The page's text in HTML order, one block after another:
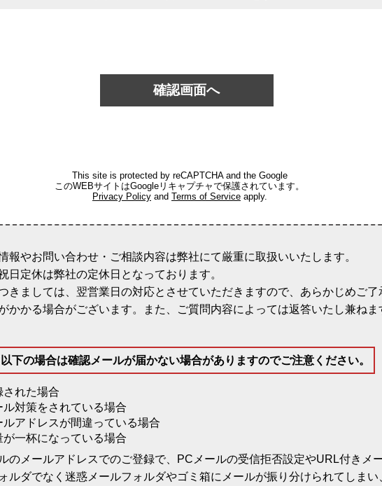
確認画面へ
This site is protected by reCAPTCHA and the Google
このWEBサイトはGoogleリキャプチャで保護されています。
Privacy Policyand Terms of Serviceapply.
報やお問い合わせ・ご相談内容は弊社にて厳重に取扱いいたします。
日定休は弊社の定休日となっております。
きましては、翌営業日の対応とさせていただきますので、あらかじめご了
かかる場合がございます。また、ご質問内容によっては返答いたし兼ね
下の場合は確認メールが届かない場合がありますのでご注意ください。
された場合
対策をされている場合
アドレスが間違っている場合
が一杯になっている場合
のメールアドレスでのご登録で、PCメールの受信拒否設定やURL付きメ
ルダでなく迷惑メールフォルダやゴミ箱にメールが振り分けられてしま